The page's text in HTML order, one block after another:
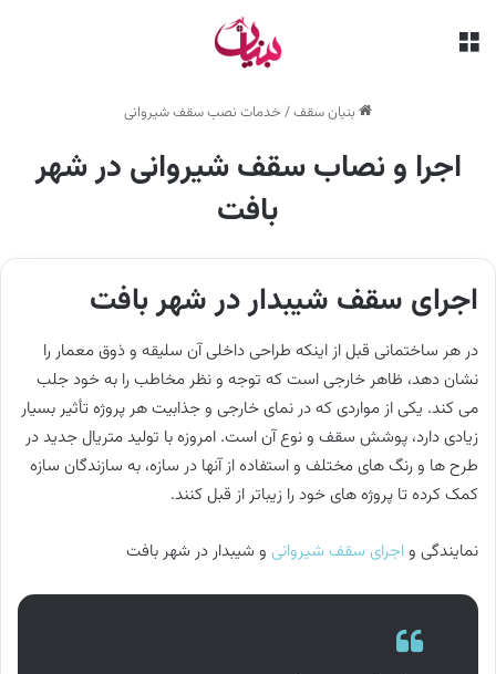
بنیان سقف/ خدمات نصب سقف شیروانی
اجرا و نصاب سقف شیروانی در شهر
بافت
اجرای سقف شیبدار در شهر بافت
در هر ساختمانی قبل از اینکه طراحی داخلی آن سلیقه و ذوق معمار را
نشان دهد، ظاهر خارجی است که توجه و نظر مخاطب را به خود جلب
می کند. یکی از مواردی که در نمای خارجی و جذابیت هر پروژه تأثیر بسیار
زیادی دارد، پوشش سقف و نوع آن است. امروزه با تولید متریال جدید در
طرح ها و رنگ های مختلف و استفاده از آنها در سازه، به سازندگان سازه
کمک کرده تا پروژه های خود را زیباتر از قبل کنند.
نمایندگی واجرای سقف شیروانی و شیبدار در شهر بافت